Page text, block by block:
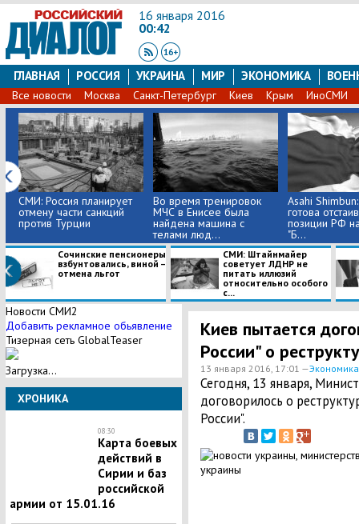
16 января 2016
00:42
ГЛАВНАЯ РОССИЯ УКРАИНА МИР ЭКОНОМИКА
Все новости Москва Санкт-Петербург Киев Крым ИноСМИ
СМИ: Россия планирует
отмену части санкций
против Турции
Во время тренировок
МЧС в Енисее была
найдена машина с
телами люд...
Asahi
готова
позиции РФ
"Б...
Сочинские пенсионеры
взбунтовались, виной –
отмена льгот
СМИ: Штайнмайер
советует ЛДНР не
питать иллюзий
относительно особого
с...
Новости СМИ2
Добавить рекламное обьявление
Тизерная сеть GlobalTeaser
Загрузка...
ХРОНИКА
08:30
Карта боевых
действий в
Сирии и баз
российской
армии от 15.01.16
Киев пытается
России" о
13 января 2016, 17:01 —Экономика
Сегодня, 13 января,
договорилось о
России".